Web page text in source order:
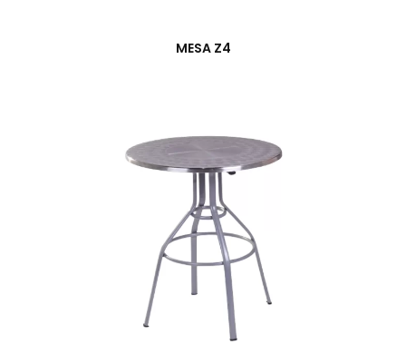
MESA Z4